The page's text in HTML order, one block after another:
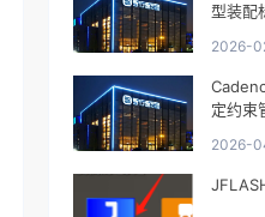
型装配
2026-
定约束
2026-